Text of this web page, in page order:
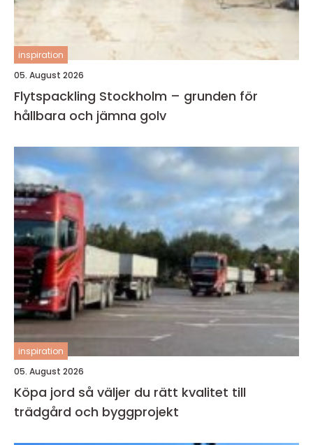
inspiration
05. August 2026
Flytspackling Stockholm – grunden för
hållbara och jämna golv
inspiration
05. August 2026
Köpa jord så väljer du rätt kvalitet till
trädgård och byggprojekt